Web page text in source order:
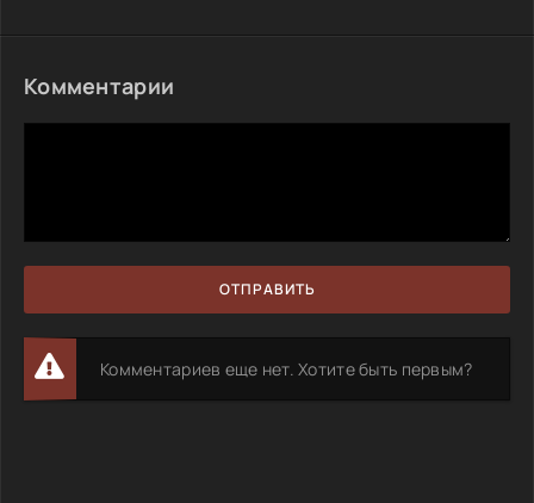
Комментарии
ОТПРАВИТЬ
Комментариев еще нет. Хотите быть первым?